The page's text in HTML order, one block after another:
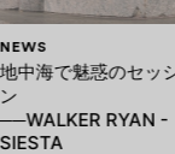
NEWS
地中海で魅惑のセッ
ン
──WALKER RYAN -
SIESTA